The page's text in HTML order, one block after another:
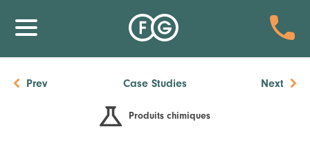
Prev Case Studies Next
Produits chimiques